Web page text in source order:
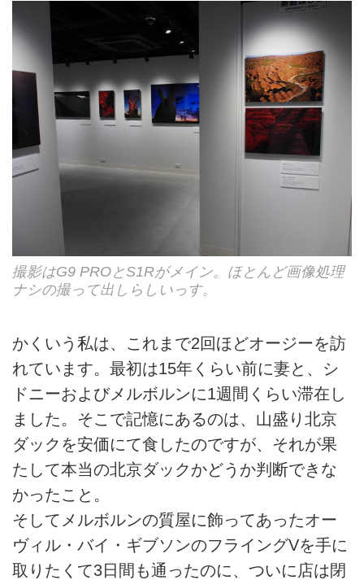
撮影はG9 PROとS1Rがメイン。ほとんど画像処理
ナシの撮って出しらしいっす。
かくいう私は、これまで2回ほどオージーを訪
れています。最初は15年くらい前に妻と、シ
ドニーおよびメルボルンに1週間くらい滞在し
ました。そこで記憶にあるのは、山盛り北京
ダックを安価にて食したのですが、それが果
たして本当の北京ダックかどうか判断できな
かったこと。
そしてメルボルンの質屋に飾ってあったオー
ヴィル・バイ・ギブソンのフライングVを手に
取りたくて3日間も通ったのに、ついに店は閉